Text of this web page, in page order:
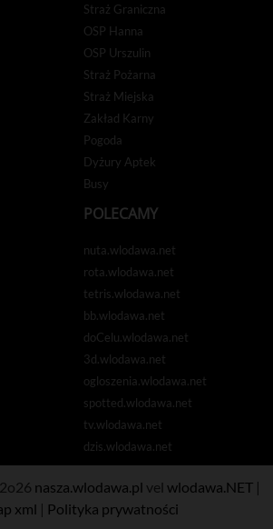
Straż Graniczna
OSP Hanna
OSP Urszulin
Straż Pożarna
Straż Miejska
Zakład Karny
Pogoda
Dyżury Aptek
Busy
POLECAMY
nuta.wlodawa.net
rota.wlodawa.net
tetris.wlodawa.net
bb.wlodawa.net
doCelu.wlodawa.net
3d.wlodawa.net
ogloszenia.wlodawa.net
spotted.wlodawa.net
tv.wlodawa.net
dzis.wlodawa.net
nasza.wlodawa.pl vel wlodawa.NET|
xml | Polityka prywatności